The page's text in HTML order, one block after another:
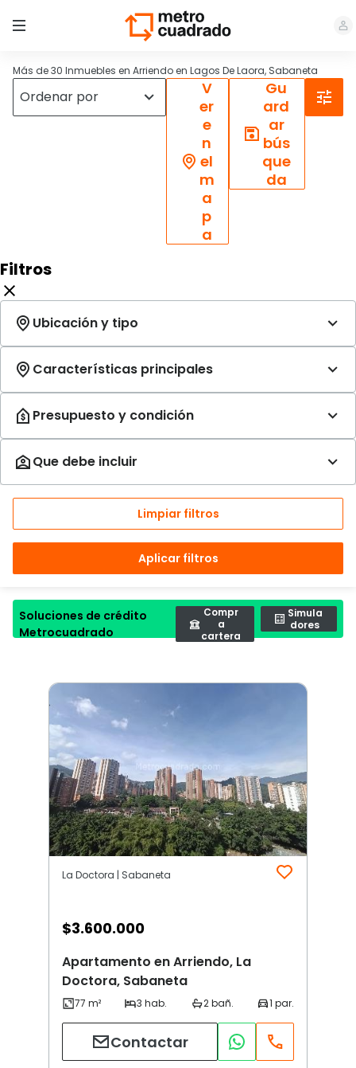
Más de 30 Inmuebles en Arriendo en Lagos De Laora, Sabaneta
V
er
e
n
el
m
a
p
a
Gu
ard
ar
bús
que
da
Filtros
Limpiar filtros
Aplicar filtros
Soluciones de crédito
Metrocuadrado
Compr
a
cartera
Simula
dores
La Doctora | Sabaneta
$3.600.000
Apartamento en Arriendo, La
Doctora, Sabaneta
Contactar